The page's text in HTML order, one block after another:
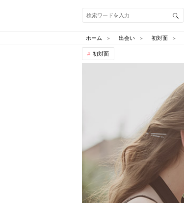
ホーム 出会い 初対面
初対面